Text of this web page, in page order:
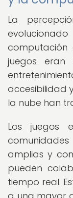
La
computación
juegos
accesibilidad
la nube han
Los juegos
amplias y
pueden
tiempo real.